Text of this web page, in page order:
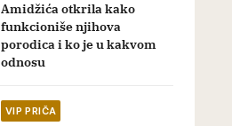
Amidžića otkrila kako
funkcioniše njihova
porodica i ko je u kakvom
odnosu
VIP PRIČA